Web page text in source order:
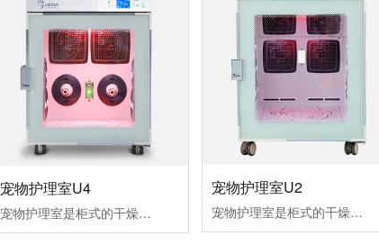
宠物护理室U4
宠物护理室是柜式的干燥室，用来宠物干燥和空气浴。拥有红外灯组件，离子发生器组件，氧气/芳香治疗和毛发收集功能适合品种：体重约5KG的魔天使、西施犬、贵宾犬等小型犬或猫。
宠物护理室U2
宠物护理室是柜式的干燥室，用来宠物干燥和空气浴。拥有红外灯组件，离子发生器组件，氧气/芳香治疗和毛发收集功能适合品种：2只体重约20KG的中型犬或者一只大型犬